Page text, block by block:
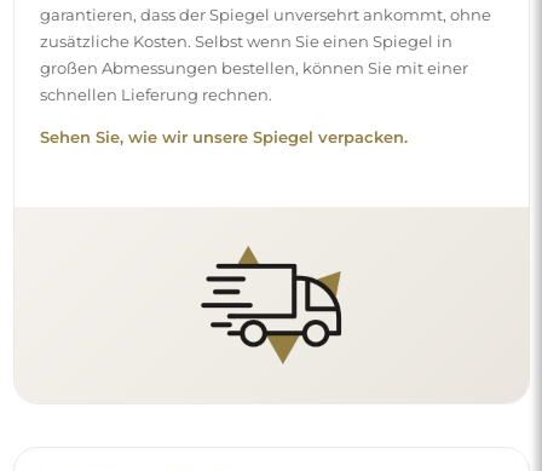
garantieren, dass der Spiegel unversehrt ankommt, ohne
zusätzliche Kosten. Selbst wenn Sie einen Spiegel in
großen Abmessungen bestellen, können Sie mit einer
schnellen Lieferung rechnen.
Sehen Sie, wie wir unsere Spiegel verpacken.